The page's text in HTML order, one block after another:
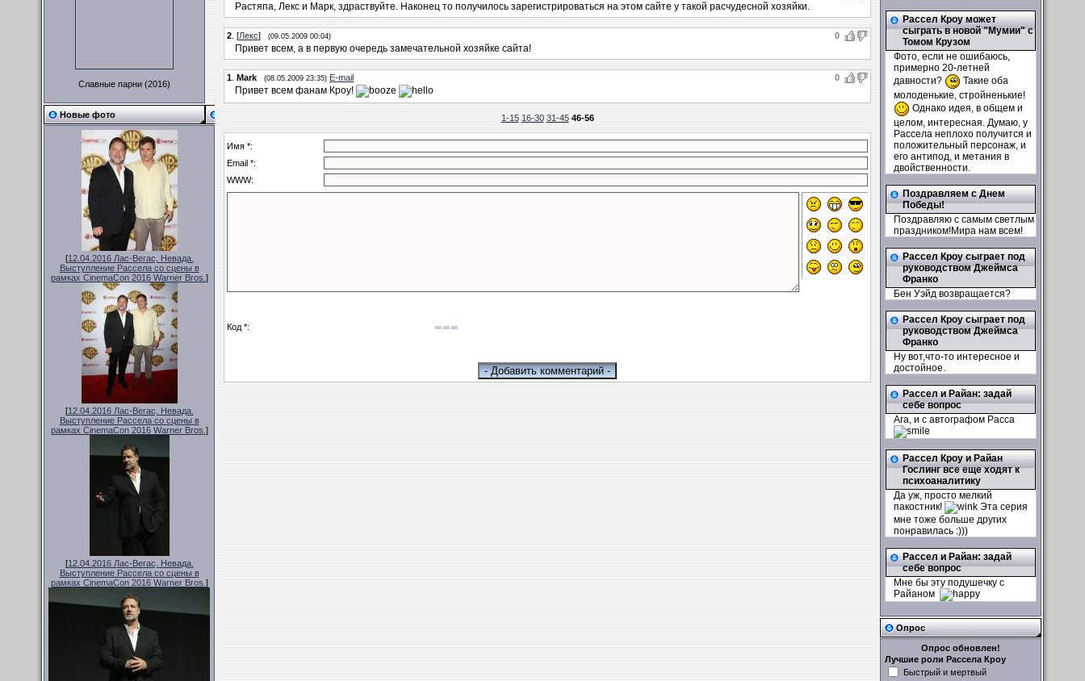
Славные парни (2016)
Новые фото
[12.04.2016 Лас-Вегас, Невада.
Выступление Рассела со сцены в
рамках CinemaCon 2016 Warner Bros. ]
[12.04.2016 Лас-Вегас, Невада.
Выступление Рассела со сцены в
рамках CinemaCon 2016 Warner Bros. ]
[12.04.2016 Лас-Вегас, Невада.
Выступление Рассела со сцены в
рамках CinemaCon 2016 Warner Bros. ]
Растяпа, Лекс и Марк, здраствуйте. Наконец то получилось зарегистрироваться на этом сайте у такой расчудесной хозяйки.
0
2 [Лекс] (09.05.2009 00:04)
Привет всем, а в первую очередь замечательной хозяйке сайта!
0
1 Mark (08.05.2009 23:35) E-mail
Привет всем фанам Кроу!
1-15 16-30 31-45 46-56
Имя *:
Email *:
WWW:
Код *:
Рассел Кроу может
сыграть в новой "Мумии" с
Томом Крузом
Фото, если не ошибаюсь,
примерно 20-летней
давности?
Такие оба
молоденькие, стройненькие!
Однако идея, в общем и
целом, интересная. Думаю, у
Рассела неплохо получится и
положительный персонаж, и
его антипод, и метания в
двойственности.
Поздравляем с Днем
Победы!
Поздравляю с самым светлым
праздником!Мира нам всем!
Рассел Кроу сыграет под
руководством Джеймса
Франко
Бен Уэйд возвращается?
Рассел Кроу сыграет под
руководством Джеймса
Франко
Ну вот,что-то интересное и
достойное.
Рассел и Райан: задай
себе вопрос
Ага, и с автографом Расса
Рассел Кроу и Райан
Гослинг все еще ходят к
психоаналитику
Да уж, просто мелкий
пакостник!
Эта серия
мне тоже больше других
понравилась :)))
Рассел и Райан: задай
себе вопрос
Мне бы эту подушечку с
Райаном
Опрос
Опрос обновлен!
Лучшие роли Рассела Кроу
Быстрый и мертвый